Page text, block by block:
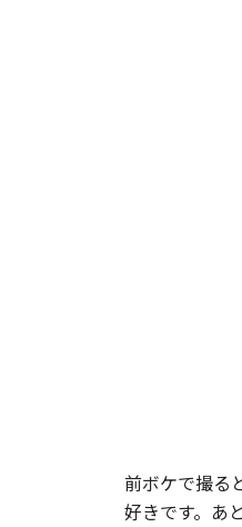
前ボケで撮る
好きです。あ